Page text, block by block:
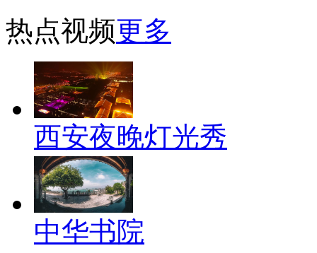
热点视频更多
西安夜晚灯光秀
中华书院